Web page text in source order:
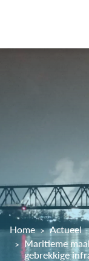
Home
Actueel
Maritieme
gebrekkige